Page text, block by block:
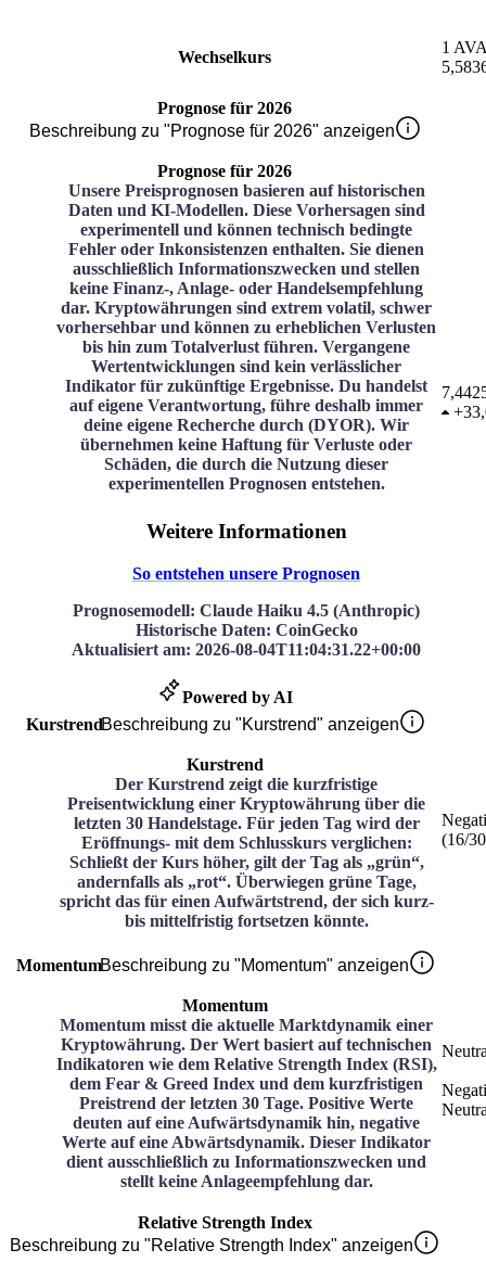
Wechselkurs
1
Prognose für 2026
Beschreibung zu "Prognose für 2026" anzeigen
Prognose für 2026
Unsere Preisprognosen basieren auf historischen
Daten und KI-Modellen. Diese Vorhersagen sind
experimentell und können technisch bedingte
Fehler oder Inkonsistenzen enthalten. Sie dienen
ausschließlich Informationszwecken und stellen
keine Finanz-, Anlage- oder Handelsempfehlung
dar. Kryptowährungen sind extrem volatil, schwer
vorhersehbar und können zu erheblichen Verlusten
bis hin zum Totalverlust führen. Vergangene
Wertentwicklungen sind kein verlässlicher
Indikator für zukünftige Ergebnisse. Du handelst
auf eigene Verantwortung, führe deshalb immer
deine eigene Recherche durch (DYOR). Wir
übernehmen keine Haftung für Verluste oder
Schäden, die durch die Nutzung dieser
experimentellen Prognosen entstehen.
Weitere Informationen
So entstehen unsere Prognosen
Prognosemodell: Claude Haiku 4.5 (Anthropic)
Historische Daten: CoinGecko
Aktualisiert am: 2026-08-04T11:04:31.22+00:00
Powered by AI
+
KurstrendBeschreibung zu "Kurstrend" anzeigen
Kurstrend
Der Kurstrend zeigt die kurzfristige
Preisentwicklung einer Kryptowährung über die
letzten 30 Handelstage. Für jeden Tag wird der
Eröffnungs- mit dem Schlusskurs verglichen:
Schließt der Kurs höher, gilt der Tag als „grün“,
andernfalls als „rot“. Überwiegen grüne Tage,
spricht das für einen Aufwärtstrend, der sich kurz-
bis mittelfristig fortsetzen könnte.
(16/
MomentumBeschreibung zu "Momentum" anzeigen
Momentum
Momentum misst die aktuelle Marktdynamik einer
Kryptowährung. Der Wert basiert auf technischen
Indikatoren wie dem Relative Strength Index (RSI),
dem Fear & Greed Index und dem kurzfristigen
Preistrend der letzten 30 Tage. Positive Werte
deuten auf eine Aufwärtsdynamik hin, negative
Werte auf eine Abwärtsdynamik. Dieser Indikator
dient ausschließlich zu Informationszwecken und
stellt keine Anlageempfehlung dar.
Relative Strength Index
Beschreibung zu "Relative Strength Index" anzeigen